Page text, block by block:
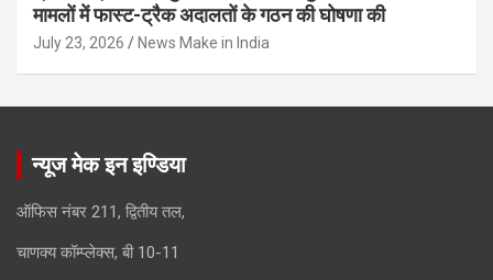
मामलों में फास्ट-ट्रैक अदालतों के गठन की घोषणा की
July 23, 2026 News Make in India
न्यूज मेक इन इण्डिया
ऑफिस नंबर 211, द्वितीय तल,
चाणक्य कॉम्प्लेक्स, बी 10-11